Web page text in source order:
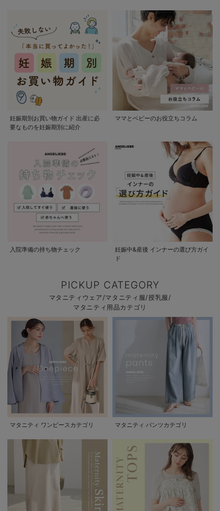
妊娠期別お買い物ガイド 出産に必
要なものを妊娠期別に紹介
ママとベビーのお役立ちコラム
入院準備の持ち物チェック
妊娠中&産後 インナーの選び方ガイ
ド
PICKUP CATEGORY
マタニティウェア/マタニティ服/授乳服/
マタニティ用品カテゴリ
マタニティ ワンピースカテゴリ マタニティ パンツカテゴリ